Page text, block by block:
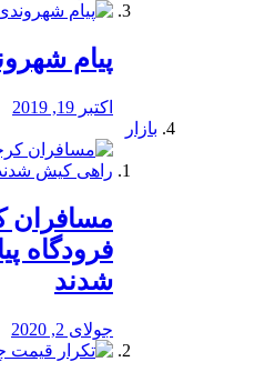
پیام
اکتبر 19, 2019
بازار
مسافران
فرودگاه
شدند
جولای 2, 2020